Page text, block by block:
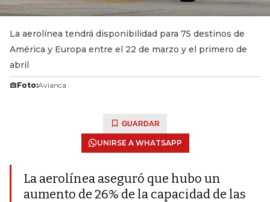
La aerolínea tendrá disponibilidad para 75 destinos de
América y Europa entre el 22 de marzo y el primero de
abril
Foto:Avianca
GUARDAR
UNIRSE A WHATSAPP
La aerolínea aseguró que hubo un
aumento de 26% de la capacidad de las